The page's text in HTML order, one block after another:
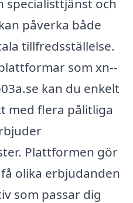
specialisttjänst och
påverka både
tillfredsställelse.
som xn--
kan du enkelt
med flera pålitliga
Plattformen gör
olika erbjudanden
som passar dig